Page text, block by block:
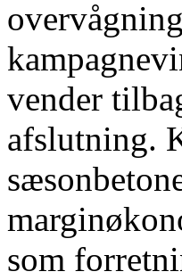
vender
afslutning.
som